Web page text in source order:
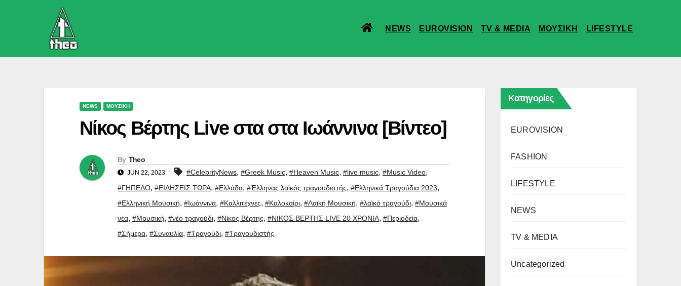
NEWS EUROVISION TV & MEDIA ΜΟΥΣΙΚΗ LIFESTYLE
NEWS ΜΟΥΣΙΚΗ
Νίκος Βέρτης Live στα στα Ιωάννινα [Βίντεο]
By Theo
JUN 22, 2023 #CelebrityNews, #Greek Music, #Heaven Music, #live music, #Music Video,
#ΓΗΠΕΔΟ, #ΕΙΔΗΣΕΙΣ ΤΩΡΑ, #Ελλάδα, #Έλληνας λαϊκός τραγουδιστής, #Ελληνικά Τραγούδια 2023,
#Ελληνική Μουσική, #Ιωάννινα, #Καλλιτέχνες, #Καλοκαίρι, #Λαϊκή Μουσική, #λαϊκό τραγούδι, #Μουσικά
νέα, #Μουσική, #νέο τραγούδι, #Νίκος Βέρτης, #ΝΙΚΟΣ ΒΕΡΤΗΣ LIVE 20 ΧΡΟΝΙΑ, #Περιοδεία,
#Σήμερα, #Συναυλία, #Τραγούδι, #Τραγουδιστής
Κατηγορίες
EUROVISION
FASHION
LIFESTYLE
NEWS
TV & MEDIA
Uncategorized